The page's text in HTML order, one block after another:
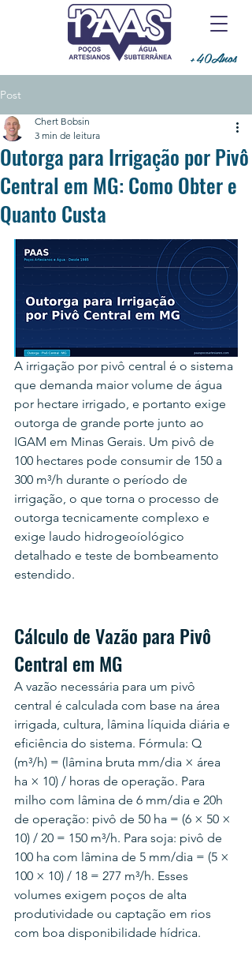
+40Anos
Post
Outorga para Irrigação por Pivô
Central em MG: Como Obter e
Quanto Custa
Chert Bobsin
3 min de leitura
A irrigação por pivô central é o sistema
que demanda maior volume de água
por hectare irrigado, e portanto exige
outorga de grande porte junto ao
IGAM em Minas Gerais. Um pivô de
100 hectares pode consumir de 150 a
300 m³/h durante o período de
irrigação, o que torna o processo de
outorga tecnicamente complexo e
exige laudo hidrogeoíológico
detalhado e teste de bombeamento
estendido.
Cálculo de Vazão para Pivô
Central em MG
A vazão necessária para um pivô
central é calculada com base na área
irrigada, cultura, lâmina líquida diária e
eficiência do sistema. Fórmula: Q
(m³/h) = (lâmina bruta mm/dia × área
ha × 10) / horas de operação. Para
milho com lâmina de 6 mm/dia e 20h
de operação: pivô de 50 ha = (6 × 50 ×
10) / 20 = 150 m³/h. Para soja: pivô de
100 ha com lâmina de 5 mm/dia = (5 ×
100 × 10) / 18 = 277 m³/h. Esses
volumes exigem poços de alta
produtividade ou captação em rios
com boa disponibilidade hídrica.